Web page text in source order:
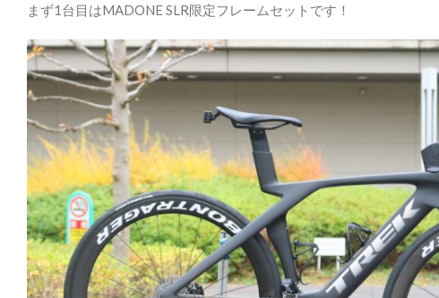
まず1台目はMADONE SLR限定フレームセットです！